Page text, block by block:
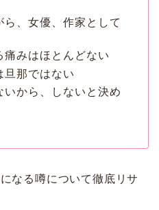
、女優、作家として
みはほとんどない
旦那ではない
から、しないと決め
なる噂について徹底リサ